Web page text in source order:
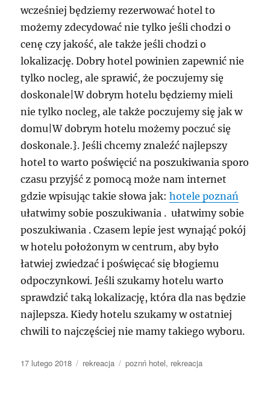
wcześniej będziemy rezerwować hotel to
możemy zdecydować nie tylko jeśli chodzi o
cenę czy jakość, ale także jeśli chodzi o
lokalizację. Dobry hotel powinien zapewnić nie
tylko nocleg, ale sprawić, że poczujemy się
doskonale|W dobrym hotelu będziemy mieli
nie tylko nocleg, ale także poczujemy się jak w
domu|W dobrym hotelu możemy poczuć się
doskonale.}. Jeśli chcemy znaleźć najlepszy
hotel to warto poświęcić na poszukiwania sporo
czasu przyjść z pomocą może nam internet
gdzie wpisując takie słowa jak:hotele poznań
ułatwimy sobie poszukiwania . ułatwimy sobie
poszukiwania . Czasem lepie jest wynająć pokój
w hotelu położonym w centrum, aby było
łatwiej zwiedzać i poświęcać się błogiemu
odpoczynkowi. Jeśli szukamy hotelu warto
sprawdzić taką lokalizację, która dla nas będzie
najlepsza. Kiedy hotelu szukamy w ostatniej
chwili to najczęściej nie mamy takiego wyboru.
Data
17 lutego 2018 Kategorie
rekreacja Tagi
poznń hotel, rekreacja